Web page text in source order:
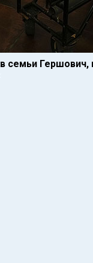
семьи Гершович,